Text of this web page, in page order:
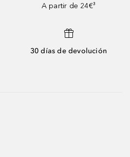
A partir de 24€³
30 días de devolución